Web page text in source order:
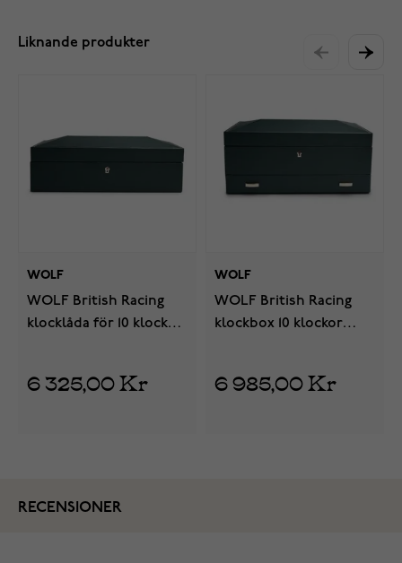
Liknande produkter
WOLF
WOLF British Racing
klocklåda för 10 klockor
6 325,00 Kr
WOLF
WOLF British Racing
klockbox 10 klockor
6 985,00 Kr
RECENSIONER